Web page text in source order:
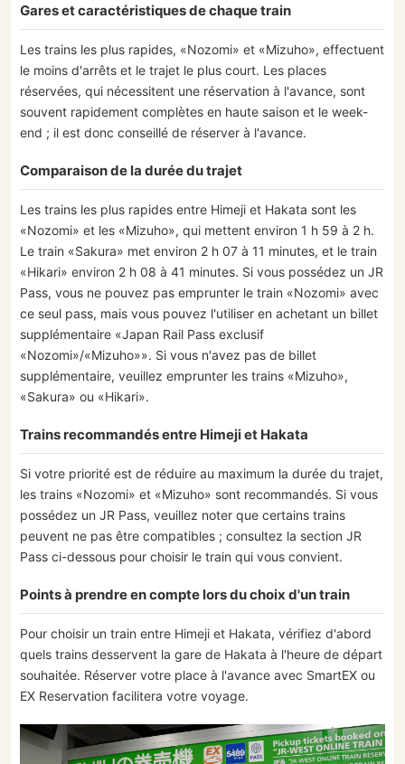
Gares et caractéristiques de chaque train
Les trains les plus rapides, «Nozomi» et «Mizuho», effectuent
le moins d'arrêts et le trajet le plus court. Les places
réservées, qui nécessitent une réservation à l'avance, sont
souvent rapidement complètes en haute saison et le week-
end ; il est donc conseillé de réserver à l'avance.
Comparaison de la durée du trajet
Les trains les plus rapides entre Himeji et Hakata sont les
«Nozomi» et les «Mizuho», qui mettent environ 1 h 59 à 2 h.
Le train «Sakura» met environ 2 h 07 à 11 minutes, et le train
«Hikari» environ 2 h 08 à 41 minutes. Si vous possédez un JR
Pass, vous ne pouvez pas emprunter le train «Nozomi» avec
ce seul pass, mais vous pouvez l'utiliser en achetant un billet
supplémentaire «Japan Rail Pass exclusif
«Nozomi»/«Mizuho»». Si vous n'avez pas de billet
supplémentaire, veuillez emprunter les trains «Mizuho»,
«Sakura» ou «Hikari».
Trains recommandés entre Himeji et Hakata
Si votre priorité est de réduire au maximum la durée du trajet,
les trains «Nozomi» et «Mizuho» sont recommandés. Si vous
possédez un JR Pass, veuillez noter que certains trains
peuvent ne pas être compatibles ; consultez la section JR
Pass ci-dessous pour choisir le train qui vous convient.
Points à prendre en compte lors du choix d'un train
Pour choisir un train entre Himeji et Hakata, vérifiez d'abord
quels trains desservent la gare de Hakata à l'heure de départ
souhaitée. Réserver votre place à l'avance avec SmartEX ou
EX Reservation facilitera votre voyage.